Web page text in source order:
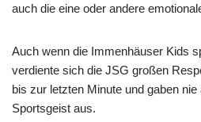
auch die eine oder andere
Auch wenn die Immenhäuser Kids
verdiente sich die JSG großen
bis zur letzten Minute und gaben
Sportsgeist aus.